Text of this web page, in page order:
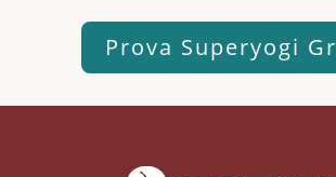
Prova Superyogi